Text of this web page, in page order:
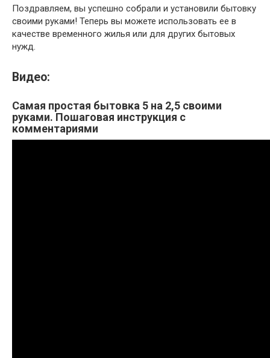
Поздравляем, вы успешно собрали и установили бытовку
своими руками! Теперь вы можете использовать ее в
качестве временного жилья или для других бытовых
нужд.
Видео:
Самая простая бытовка 5 на 2,5 своими
руками. Пошаговая инструкция с
комментариями